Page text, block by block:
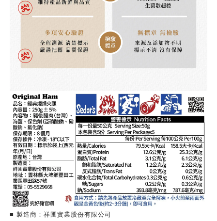
■ 製造商：祥圃實業股份有限公司